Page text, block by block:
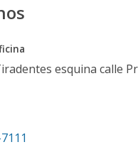
esquina calle